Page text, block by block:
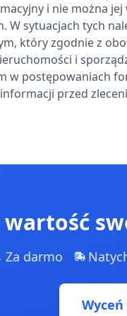
i nie można
W sytuacjach tych
który zgodnie z
i
w postępowaniach
przed
wartość
Za darmo